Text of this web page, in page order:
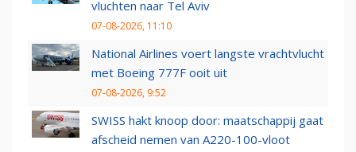
vluchten naar Tel Aviv
07-08-2026, 11:10
National Airlines voert langste vrachtvlucht
met Boeing 777F ooit uit
07-08-2026, 9:52
SWISS hakt knoop door: maatschappij gaat
afscheid nemen van A220-100-vloot